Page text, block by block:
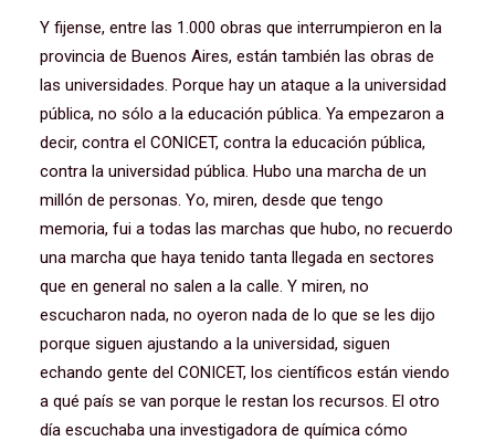
Y fijense, entre las 1.000 obras que interrumpieron en la
provincia de Buenos Aires, están también las obras de
las universidades. Porque hay un ataque a la universidad
pública, no sólo a la educación pública. Ya empezaron a
decir, contra el CONICET, contra la educación pública,
contra la universidad pública. Hubo una marcha de un
millón de personas. Yo, miren, desde que tengo
memoria, fui a todas las marchas que hubo, no recuerdo
una marcha que haya tenido tanta llegada en sectores
que en general no salen a la calle. Y miren, no
escucharon nada, no oyeron nada de lo que se les dijo
porque siguen ajustando a la universidad, siguen
echando gente del CONICET, los científicos están viendo
a qué país se van porque le restan los recursos. El otro
día escuchaba una investigadora de química cómo